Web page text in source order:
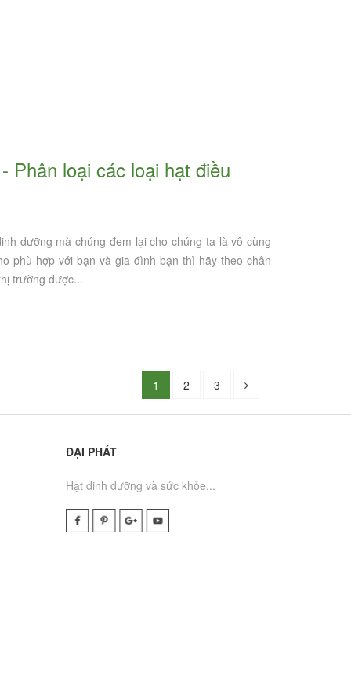
dưỡng mà chúng đem lại cho chúng ta là vô cùng
phù hợp với bạn và gia đình bạn thì hãy theo chân
trường được...
1 2 3
ĐẠI PHÁT
Hạt dinh dưỡng và sức khỏe...